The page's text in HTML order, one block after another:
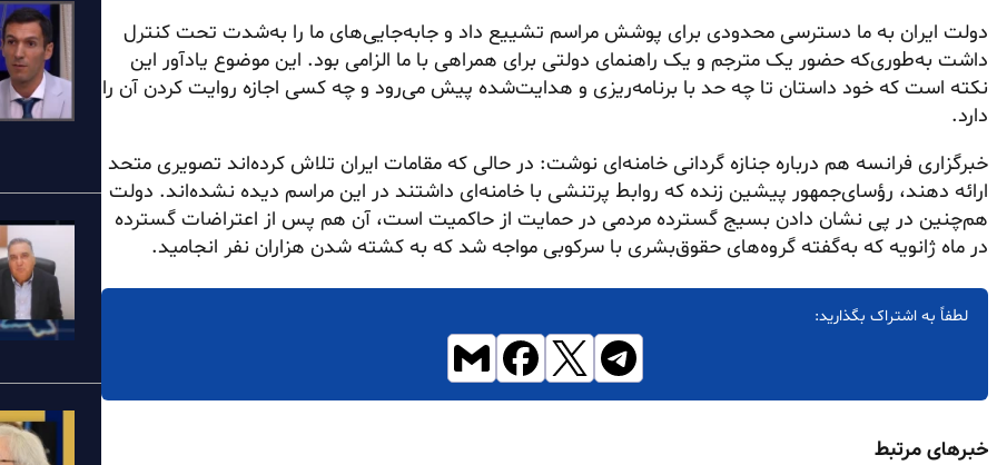
دولت ایران به ما دسترسی محدودی برای پوشش مراسم تشییع داد و جابه‌جایی‌های ما را به‌شدت تحت کنترل
داشت به‌طوری‌که حضور یک مترجم و یک راهنمای دولتی برای همراهی با ما الزامی بود. این موضوع یادآور این
نکته است که خود داستان تا چه حد با برنامه‌ریزی و هدایت‌شده پیش می‌رود و چه کسی اجازه روایت کردن آن را
دارد.
خبرگزاری فرانسه هم درباره جنازه گردانی خامنه‌ای نوشت: در حالی که مقامات ایران تلاش کرده‌اند تصویری متحد
ارائه دهند، رؤسای‌جمهور پیشین زنده که روابط پرتنشی با خامنه‌ای داشتند در این مراسم دیده نشده‌اند. دولت
هم‌چنین در پی نشان دادن بسیج گسترده مردمی در حمایت از حاکمیت است، آن هم پس از اعتراضات گسترده
در ماه ژانویه که به‌گفته گروه‌های حقوق‌بشری با سرکوبی مواجه شد که به کشته شدن هزاران نفر انجامید.
لطفاً به اشتراک بگذارید:
خبرهای مرتبط